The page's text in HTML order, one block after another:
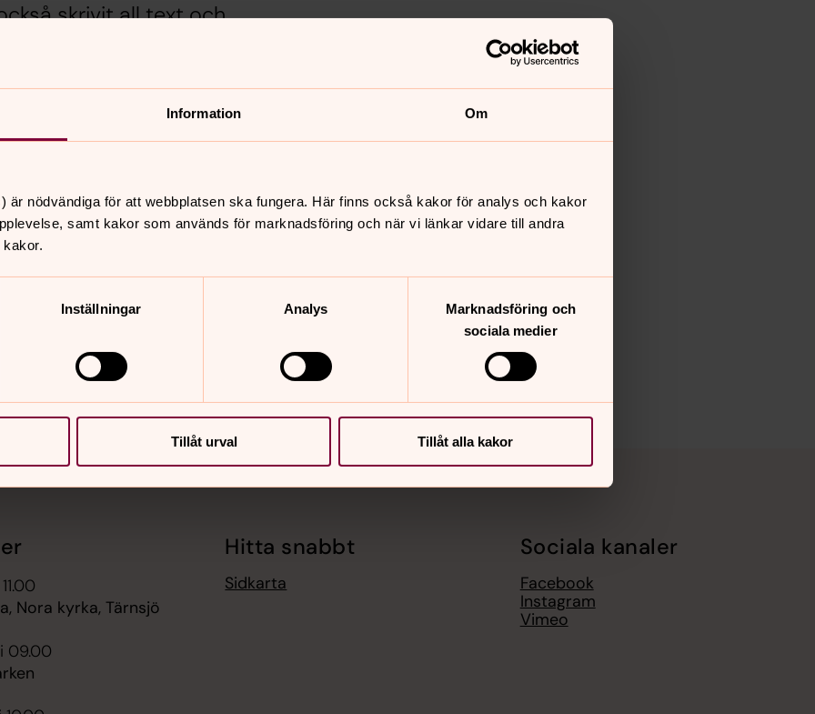
Information Om
är nödvändiga för att webbplatsen ska fungera. Här finns också kakor för analys och kakor
samt kakor som används för marknadsföring och när vi länkar vidare till andra
Inställningar Analys
Marknadsföring och
sociala medier
Tillåt urval Tillåt alla kakor
skrivit all text och
beröra olika känslor, mod,
blir en glädjestund med plats för
Nora kyrka, Tärnsjö
09.00
Hitta snabbt
Sidkarta
Sociala kanaler
Facebook
Instagram
Vimeo